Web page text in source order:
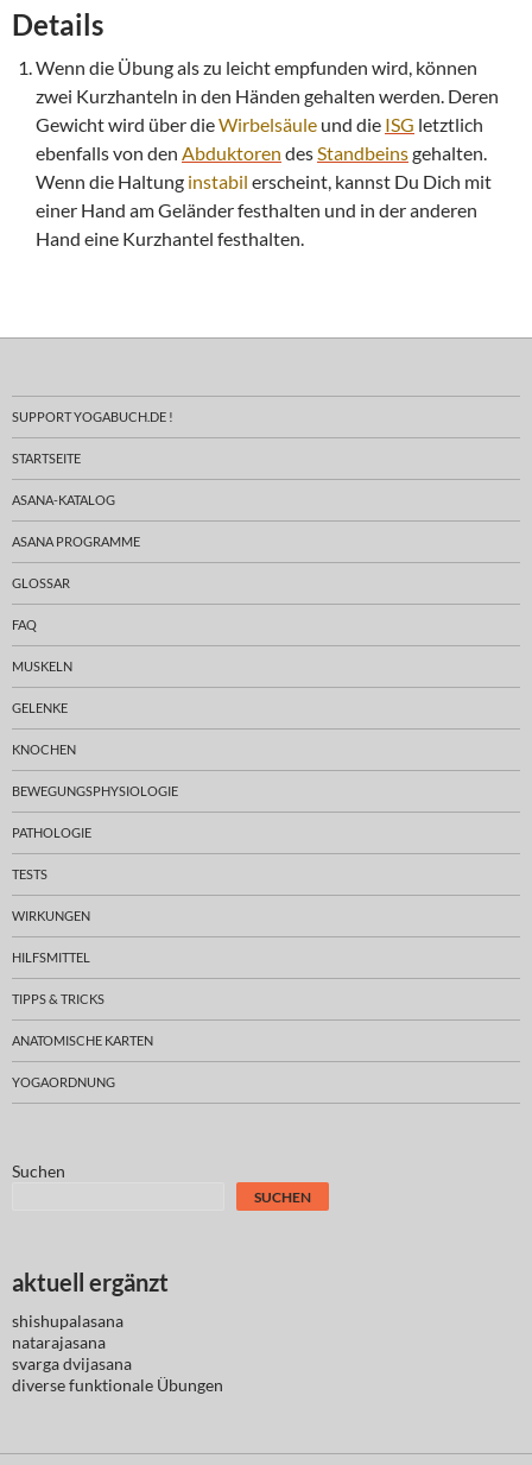
Details
Wenn die Übung als zu leicht empfunden wird, können
zwei Kurzhanteln in den Händen gehalten werden. Deren
Gewicht wird über dieWirbelsäule und die ISG letztlich
ebenfalls von den Abduktoren desStandbeinsgehalten.
Wenn die Haltung instabil erscheint, kannst Du Dich mit
einer Hand am Geländer festhalten und in der anderen
Hand eine Kurzhantel festhalten.
SUPPORT YOGABUCH.DE !
STARTSEITE
ASANA-KATALOG
ASANA PROGRAMME
GLOSSAR
FAQ
MUSKELN
GELENKE
KNOCHEN
BEWEGUNGSPHYSIOLOGIE
PATHOLOGIE
TESTS
WIRKUNGEN
HILFSMITTEL
TIPPS & TRICKS
ANATOMISCHE KARTEN
YOGAORDNUNG
Suchen
SUCHEN
aktuell ergänzt
shishupalasana
natarajasana
svarga dvijasana
diversefunktionale Übungen